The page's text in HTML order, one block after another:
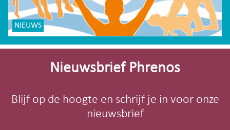
NIEUWS
Site-
Nieuwsbrief Phrenos
Blijf op de hoogte en schrijf je in voor onze
nieuwsbrief